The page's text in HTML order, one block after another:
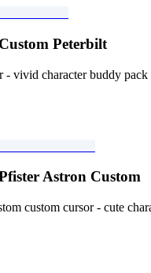
Peterbilt
- vivid character buddy
Astron Custom
custom cursor - cute